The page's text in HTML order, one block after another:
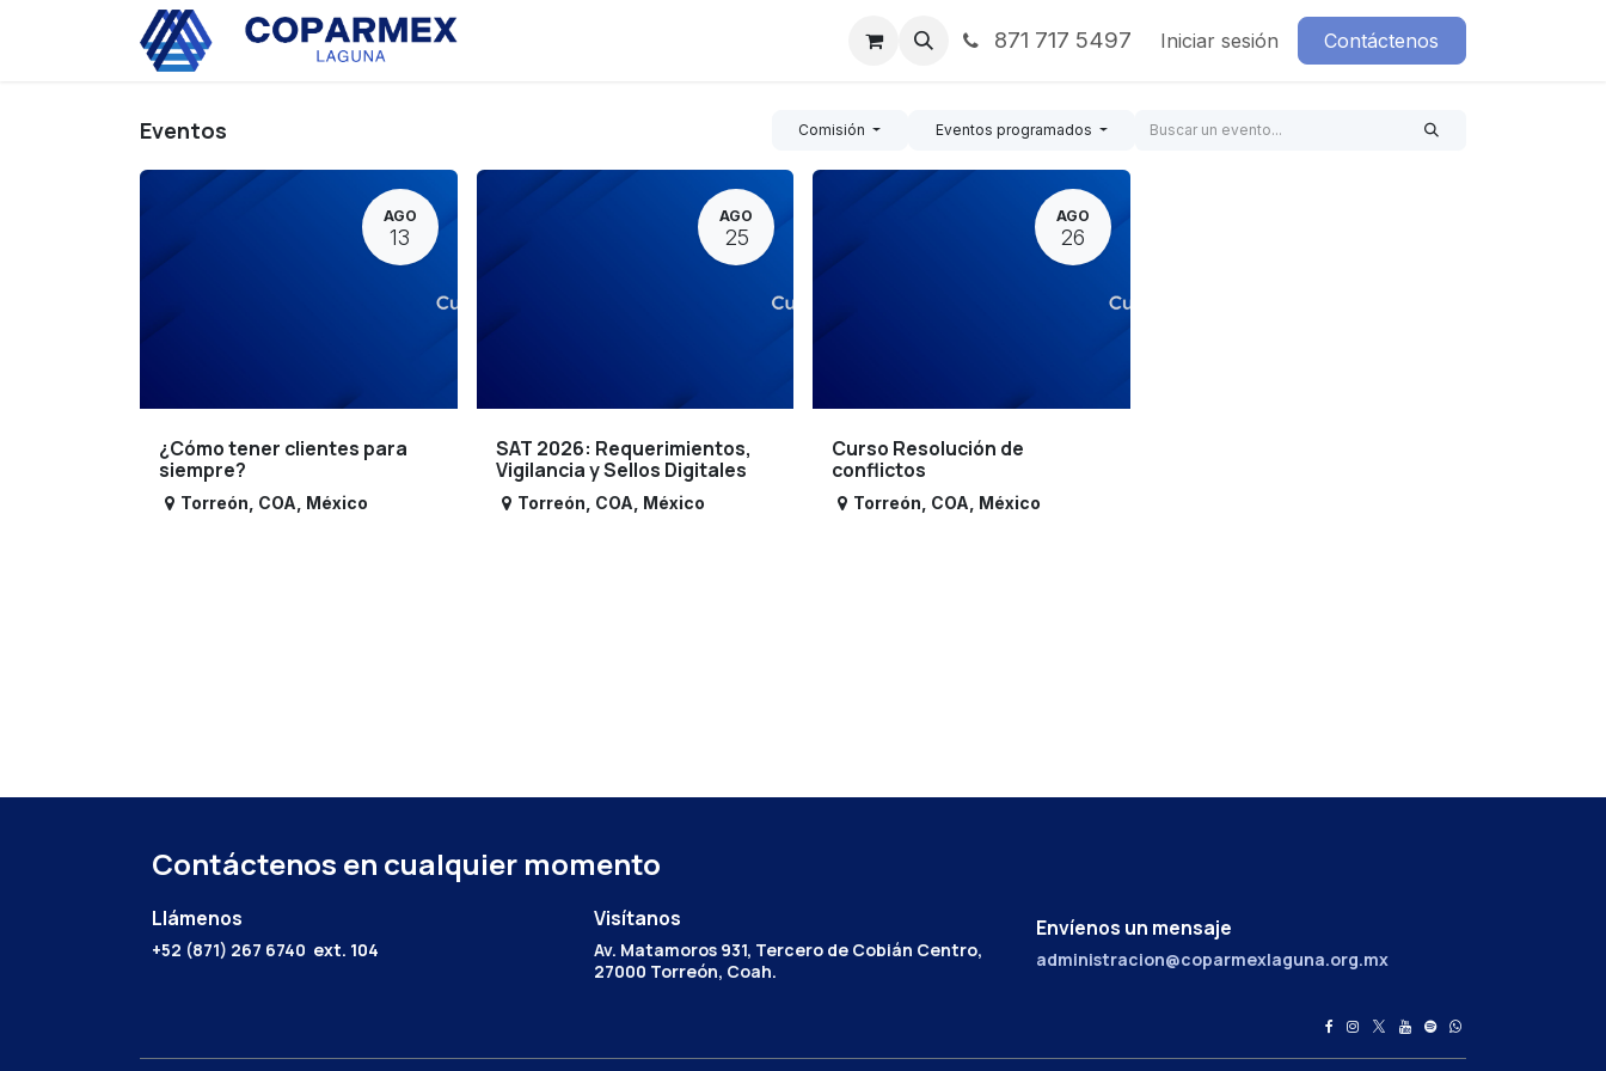
Noticias Contáctenos871 717 5497 Iniciar sesión Contáctenos
Eventos Comisión Eventos programados
AGO
13
¿Cómo tener clientes para
siempre?
Torreón COA México
AGO
25
SAT 2026: Requerimientos,
Vigilancia y Sellos Digitales
Torreón COA México
AGO
26
Curso Resolución de
conflictos
Torreón COA México
Contáctenos en cualquier momento
Llámenos
+52 (871) 267 6740 ext. 104
Envíenos un mensaje
administracion@coparmexlaguna.org.mx
Visítanos
Av. Matamoros 931, Tercero de Cobián Centro,
27000 Torreón, Coah.